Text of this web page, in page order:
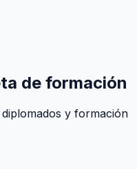
de formación
y formación